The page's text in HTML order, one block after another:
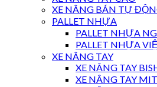
XE NÂNG BÁN TỰ
PALLET NHỰA
PALLET NHỰA
PALLET NHỰA
XE NÂNG TAY
XE NÂNG TAY
XE NÂNG TAY